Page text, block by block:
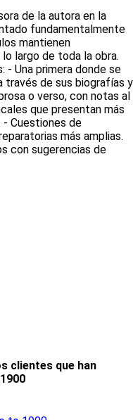
de la autora en la
fundamentalmente
mantienen
largo de toda la obra.
- Una primera donde se
través de sus biografías y
o verso, con notas al
que presentan más
Cuestiones de
más amplias.
con sugerencias de
clientes que han